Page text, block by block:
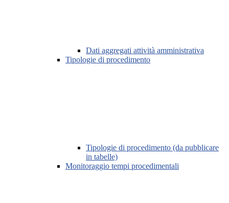
Dati aggregati attività amministrativa
Tipologie di procedimento
Tipologie di procedimento (da pubblicare
in tabelle)
Monitoraggio tempi procedimentali